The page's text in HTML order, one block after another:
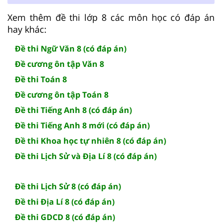
Xem thêm đề thi lớp 8 các môn học có đáp án
hay khác:
Đề thi Ngữ Văn 8 (có đáp án)
Đề cương ôn tập Văn 8
Đề thi Toán 8
Đề cương ôn tập Toán 8
Đề thi Tiếng Anh 8 (có đáp án)
Đề thi Tiếng Anh 8 mới (có đáp án)
Đề thi Khoa học tự nhiên 8 (có đáp án)
Đề thi Lịch Sử và Địa Lí 8 (có đáp án)
Đề thi Lịch Sử 8 (có đáp án)
Đề thi Địa Lí 8 (có đáp án)
Đề thi GDCD 8 (có đáp án)